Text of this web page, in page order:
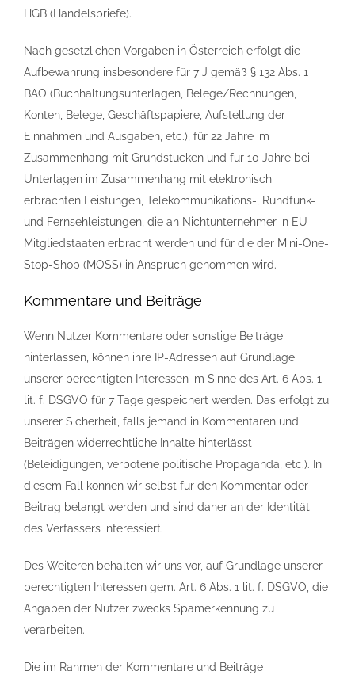
HGB (Handelsbriefe).
Nach gesetzlichen Vorgaben in Österreich erfolgt die
Aufbewahrung insbesondere für 7 J gemäß § 132 Abs. 1
BAO (Buchhaltungsunterlagen, Belege/Rechnungen,
Konten, Belege, Geschäftspapiere, Aufstellung der
Einnahmen und Ausgaben, etc.), für 22 Jahre im
Zusammenhang mit Grundstücken und für 10 Jahre bei
Unterlagen im Zusammenhang mit elektronisch
erbrachten Leistungen, Telekommunikations-, Rundfunk-
und Fernsehleistungen, die an Nichtunternehmer in EU-
Mitgliedstaaten erbracht werden und für die der Mini-One-
Stop-Shop (MOSS) in Anspruch genommen wird.
Kommentare und Beiträge
Wenn Nutzer Kommentare oder sonstige Beiträge
hinterlassen, können ihre IP-Adressen auf Grundlage
unserer berechtigten Interessen im Sinne des Art. 6 Abs. 1
lit. f. DSGVO für 7 Tage gespeichert werden. Das erfolgt zu
unserer Sicherheit, falls jemand in Kommentaren und
Beiträgen widerrechtliche Inhalte hinterlässt
(Beleidigungen, verbotene politische Propaganda, etc.). In
diesem Fall können wir selbst für den Kommentar oder
Beitrag belangt werden und sind daher an der Identität
des Verfassers interessiert.
Des Weiteren behalten wir uns vor, auf Grundlage unserer
berechtigten Interessen gem. Art. 6 Abs. 1 lit. f. DSGVO, die
Angaben der Nutzer zwecks Spamerkennung zu
verarbeiten.
Die im Rahmen der Kommentare und Beiträge